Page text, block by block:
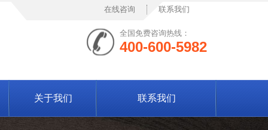
在线咨询 联系我们
全国免费咨询热线：
400-600-5982
关于我们 联系我们